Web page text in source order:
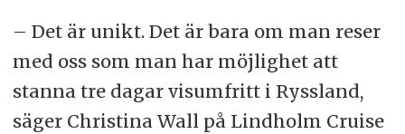
– Det är unikt. Det är bara om man reser
med oss som man har möjlighet att
stanna tre dagar visumfritt i Ryssland,
säger Christina Wall på Lindholm Cruise